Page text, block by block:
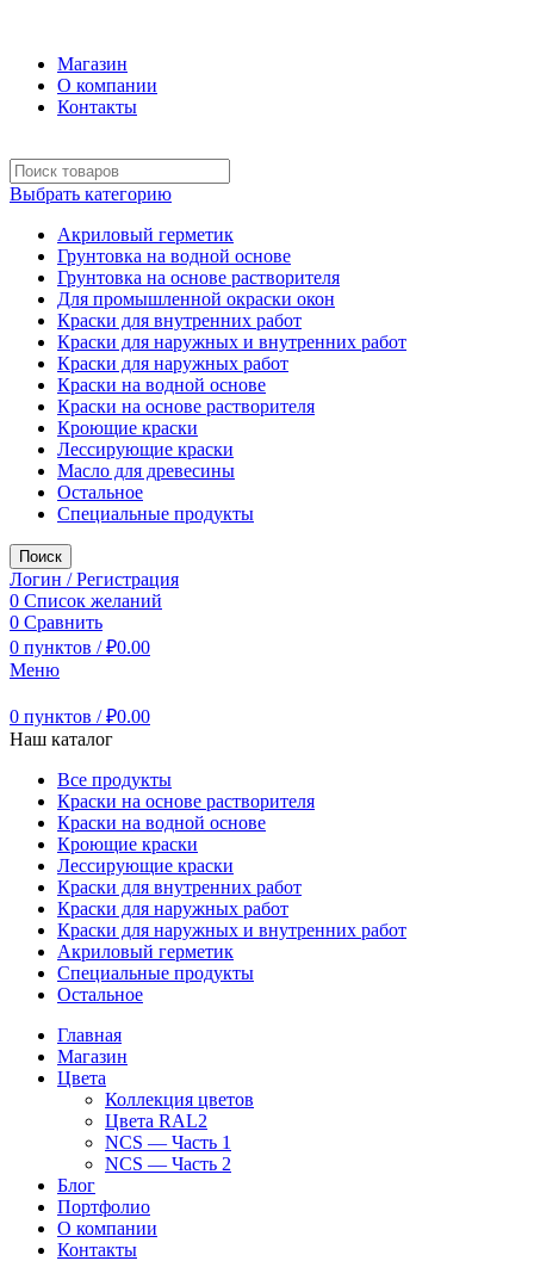
Магазин
О компании
Контакты
Выбрать категорию
Акриловый герметик
Грунтовка на водной основе
Грунтовка на основе растворителя
Для промышленной окраски окон
Краски для внутренних работ
Краски для наружных и внутренних работ
Краски для наружных работ
Краски на водной основе
Краски на основе растворителя
Кроющие краски
Лессирующие краски
Масло для древесины
Остальное
Специальные продукты
Поиск
Логин / Регистрация
0 Список желаний
0 Сравнить
0 пунктов / ₽0.00
Меню
0 пунктов / ₽0.00
Наш каталог
Все продукты
Краски на основе растворителя
Краски на водной основе
Кроющие краски
Лессирующие краски
Краски для внутренних работ
Краски для наружных работ
Краски для наружных и внутренних работ
Акриловый герметик
Специальные продукты
Остальное
Главная
Магазин
Цвета
Коллекция цветов
Цвета RAL2
NCS — Часть 1
NCS — Часть 2
Блог
Портфолио
О компании
Контакты